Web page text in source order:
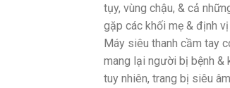
tụy, vùng chậu, & cả
gặp các khối mẹ & định
Máy siêu thanh cầm tay
mang lại người bị bệnh &
tuy nhiên, trang bị siêu